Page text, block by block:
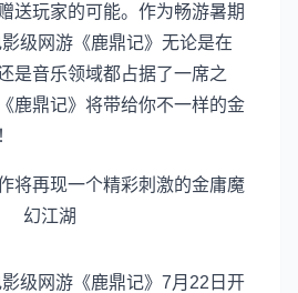
送玩家的可能。作为畅游暑期
级网游《鹿鼎记》无论是在
是音乐领域都占据了一席之
鹿鼎记》将带给你不一样的金
将再现一个精彩刺激的金庸魔
幻江湖
网游《鹿鼎记》7月22日开